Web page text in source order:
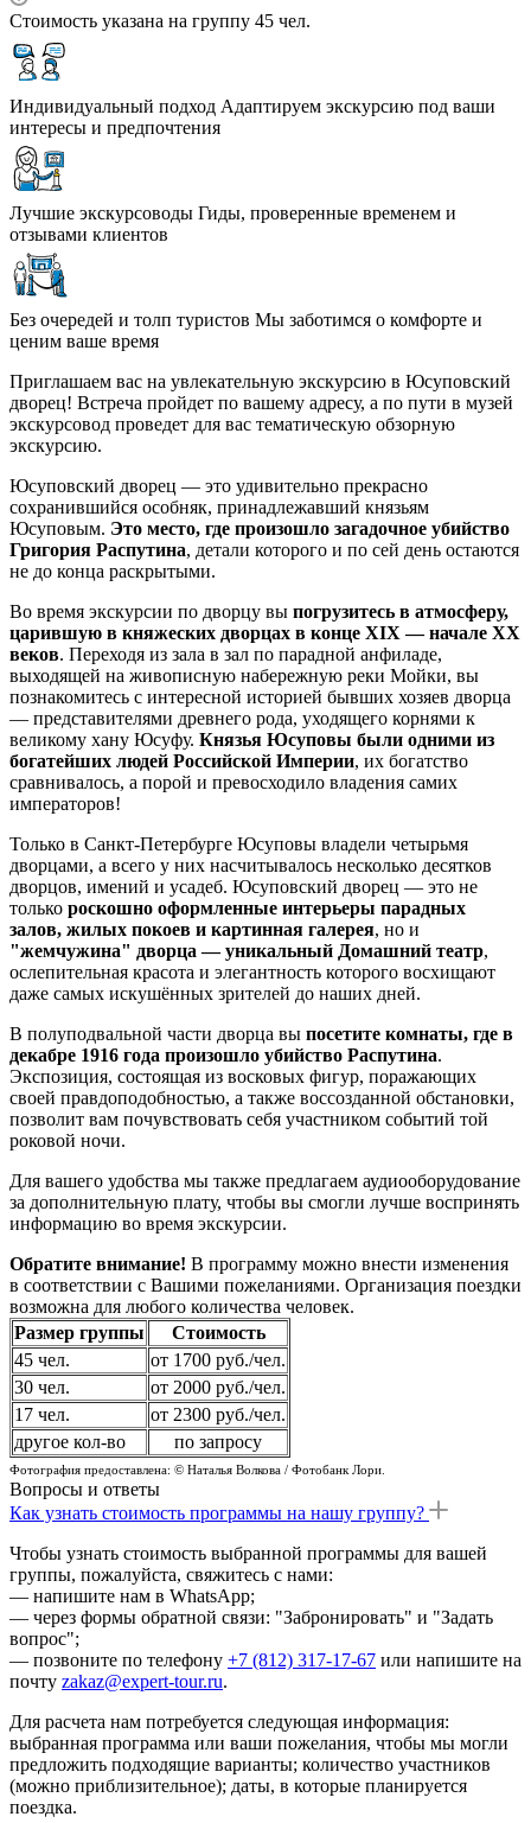
Стоимость указана на группу 45 чел.
Индивидуальный подход Адаптируем экскурсию под ваши
интересы и предпочтения
Лучшие экскурсоводы Гиды, проверенные временем и
отзывами клиентов
Без очередей и толп туристов Мы заботимся о комфорте и
ценим ваше время
Приглашаем вас на увлекательную экскурсию в Юсуповский
дворец! Встреча пройдет по вашему адресу, а по пути в музей
экскурсовод проведет для вас тематическую обзорную
экскурсию.
Юсуповский дворец — это удивительно прекрасно
сохранившийся особняк, принадлежавший князьям
Юсуповым. Это место, где произошло загадочное убийство
Григория Распутина, детали которого и по сей день остаются
не до конца раскрытыми.
Во время экскурсии по дворцу вы погрузитесь в атмосферу,
царившую в княжеских дворцах в конце XIX — начале XX
веков. Переходя из зала в зал по парадной анфиладе,
выходящей на живописную набережную реки Мойки, вы
познакомитесь с интересной историей бывших хозяев дворца
— представителями древнего рода, уходящего корнями к
великому хану Юсуфу. Князья Юсуповы были одними из
богатейших людей Российской Империи, их богатство
сравнивалось, а порой и превосходило владения самих
императоров!
Только в Санкт-Петербурге Юсуповы владели четырьмя
дворцами, а всего у них насчитывалось несколько десятков
дворцов, имений и усадеб. Юсуповский дворец — это не
только роскошно оформленные интерьеры парадных
залов, жилых покоев и картинная галерея, но и
"жемчужина" дворца — уникальный Домашний театр,
ослепительная красота и элегантность которого восхищают
даже самых искушённых зрителей до наших дней.
В полуподвальной части дворца вы посетите комнаты, где в
декабре 1916 года произошло убийство Распутина.
Экспозиция, состоящая из восковых фигур, поражающих
своей правдоподобностью, а также воссозданной обстановки,
позволит вам почувствовать себя участником событий той
роковой ночи.
Для вашего удобства мы также предлагаем аудиооборудование
за дополнительную плату, чтобы вы смогли лучше воспринять
информацию во время экскурсии.
Обратите внимание! В программу можно внести изменения
в соответствии с Вашими пожеланиями. Организация поездки
возможна для любого количества человек.
Размер группы
Стоимость
45 чел.
от 1700 руб./чел.
30 чел.
от 2000 руб./чел.
17 чел.
от 2300 руб./чел.
другое кол-во
по запросу
Фотография предоставлена: © Наталья Волкова / Фотобанк Лори.
Вопросы и ответы
Как узнать стоимость программы на нашу группу?
Чтобы узнать стоимость выбранной программы для вашей
группы, пожалуйста, свяжитесь с нами:
— напишите нам в WhatsApp;
— через формы обратной связи: "Забронировать" и "Задать
вопрос";
— позвоните по телефону +7 (812) 317-17-67 или напишите на
почту zakaz@expert-tour.ru.
Для расчета нам потребуется следующая информация:
выбранная программа или ваши пожелания, чтобы мы могли
предложить подходящие варианты; количество участников
(можно приблизительное); даты, в которые планируется
поездка.